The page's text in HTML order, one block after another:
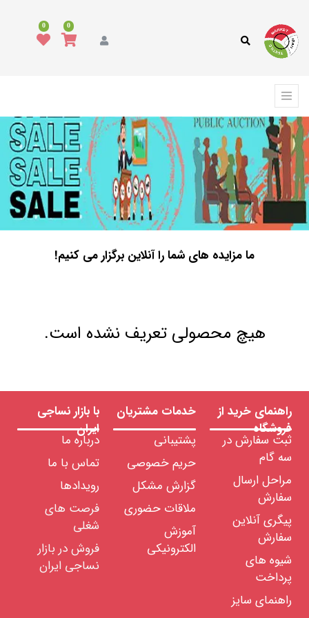
0
0
ما مزایده های شما را آنلاین برگزار می کنیم!
هیچ محصولی تعریف نشده است.
راهنمای خرید از
فروشگاه
ثبت سفارش در
سه گام
مراحل ارسال
سفارش
پیگری آنلاین
سفارش
شیوه های
پرداخت
راهنمای سایز
خدمات مشتریان
پشتیبانی
حریم خصوصی
گزارش مشکل
ملاقات حضوری
آموزش
الکترونیکی
با بازار نساجی
ایران
درباره ما
تماس با ما
رویدادها
فرصت های
شغلی
فروش در بازار
نساجی ایران